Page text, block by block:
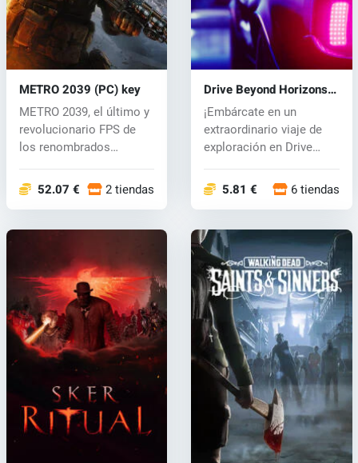
METRO 2039 (PC) key
METRO 2039, el último y
revolucionario FPS de
los renombrados
52.07 € 2 tiendas
Drive Beyond Horizons
(PC) key
¡Embárcate en un
extraordinario viaje de
exploración en Drive
5.81 € 6 tiendas